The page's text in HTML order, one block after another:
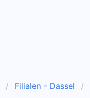
Filialen - Dassel